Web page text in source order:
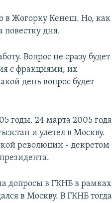
в Жогорку Кенеш. Но, как
повестку дня.
Вопрос не сразу будет
с фракциями, их
день вопрос будет
годы. 24 марта 2005 года
и улетел в Москву.
революции - декретом
допросы в ГКНБ в рамках
в Москву. В ГКНБ тогда